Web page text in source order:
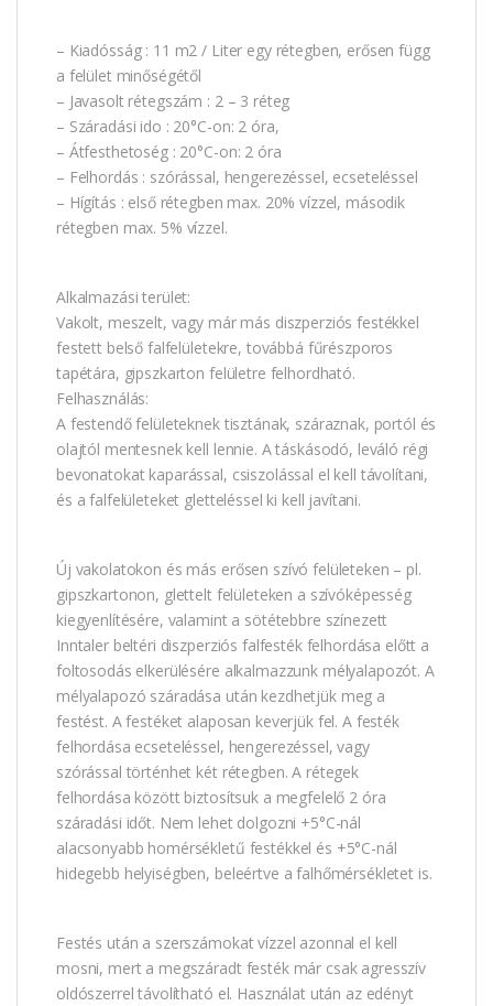
– Kiadósság : 11 m2 / Liter egy rétegben, erősen függ
a felület minőségétől
– Javasolt rétegszám : 2 – 3 réteg
– Száradási ido : 20°C-on: 2 óra,
– Átfesthetoség : 20°C-on: 2 óra
– Felhordás : szórással, hengerezéssel, ecseteléssel
– Hígítás : első rétegben max. 20% vízzel, második
rétegben max. 5% vízzel.
Alkalmazási terület:
Vakolt, meszelt, vagy már más diszperziós festékkel
festett belső falfelületekre, továbbá fűrészporos
tapétára, gipszkarton felületre felhordható.
Felhasználás:
A festendő felületeknek tisztának, száraznak, portól és
olajtól mentesnek kell lennie. A táskásodó, leváló régi
bevonatokat kaparással, csiszolással el kell távolítani,
és a falfelületeket gletteléssel ki kell javítani.
Új vakolatokon és más erősen szívó felületeken – pl.
gipszkartonon, glettelt felületeken a szívóképesség
kiegyenlítésére, valamint a sötétebbre színezett
Inntaler beltéri diszperziós falfesték felhordása előtt a
foltosodás elkerülésére alkalmazzunk mélyalapozót. A
mélyalapozó száradása után kezdhetjük meg a
festést. A festéket alaposan keverjük fel. A festék
felhordása ecseteléssel, hengerezéssel, vagy
szórással történhet két rétegben. A rétegek
felhordása között biztosítsuk a megfelelő 2 óra
száradási időt. Nem lehet dolgozni +5°C-nál
alacsonyabb homérsékletű festékkel és +5°C-nál
hidegebb helyiségben, beleértve a falhőmérsékletet is.
Festés után a szerszámokat vízzel azonnal el kell
mosni, mert a megszáradt festék már csak agresszív
oldószerrel távolítható el. Használat után az edényt